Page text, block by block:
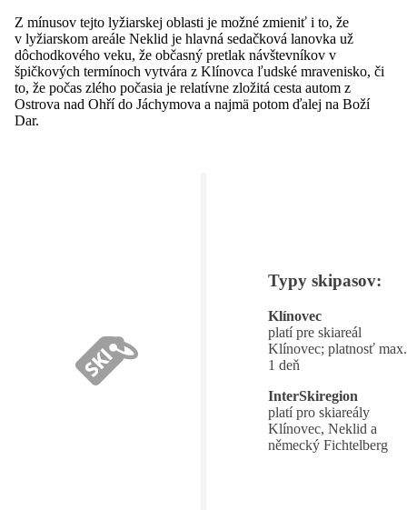
Z mínusov tejto lyžiarskej oblasti je možné zmieniť i to, že
v lyžiarskom areále Neklid je hlavná sedačková lanovka už
dôchodkového veku, že občasný pretlak návštevníkov v
špičkových termínoch vytvára z Klínovca ľudské mravenisko, či
to, že počas zlého počasia je relatívne zložitá cesta autom z
Ostrova nad Ohří do Jáchymova a najmä potom ďalej na Boží
Dar.
Typy skipasov:
Klínovec
platí pre skiareál
Klínovec; platnosť max.
1 deň
InterSkiregion
platí pro skiareály
Klínovec, Neklid a
německý Fichtelberg